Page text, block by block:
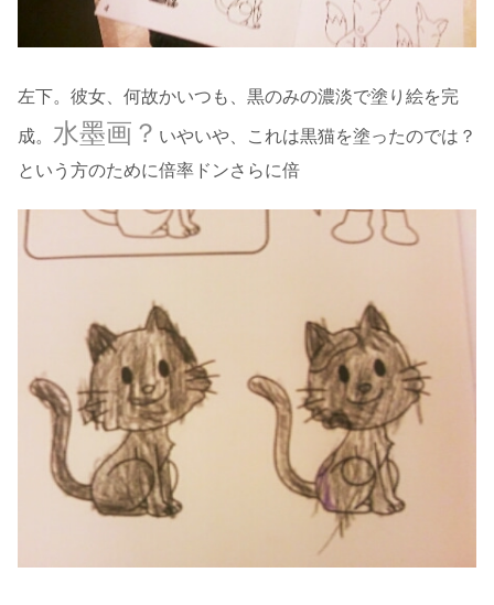
左下。彼女、何故かいつも、黒のみの濃淡で塗り絵を完
成。 水墨画？ いやいや、これは黒猫を塗ったのでは？
という方のために倍率ドンさらに倍